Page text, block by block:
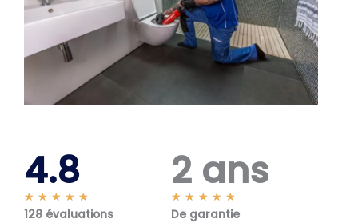
4.8
★ ★ ★ ★ ★
o
128 évaluations
2 ans
★ ★ ★ ★ ★
o
De garantie